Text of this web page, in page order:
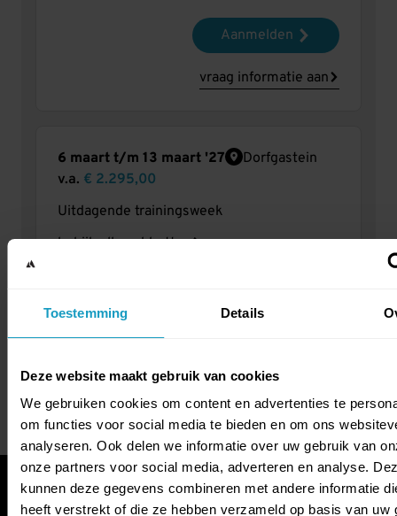
Toestemming Details
Deze website maakt gebruik van cookies
We gebruiken cookies om content en advertenties te
om functies voor social media te bieden en om ons
analyseren. Ook delen we informatie over uw gebruik van
onze partners voor social media, adverteren en analyse.
kunnen deze gegevens combineren met andere informatie
heeft verstrekt of die ze hebben verzameld op basis van uw
Aanmelden
vraag informatie aan
6 maart t/m 13 maart '27
Dorfgastein
v.a. € 2.295,00
Uitdagende trainingsweek
bekijk alle pakketten